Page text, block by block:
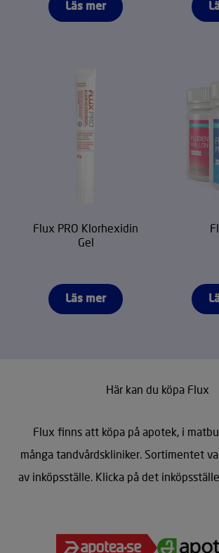
Läs mer
Flux PRO Klorhexidin
Gel
Läs mer
Här kan du köpa Flux
Flux finns att köpa på apotek, i
många tandvårdskliniker. Sortimentet
av inköpsställe. Klicka på det